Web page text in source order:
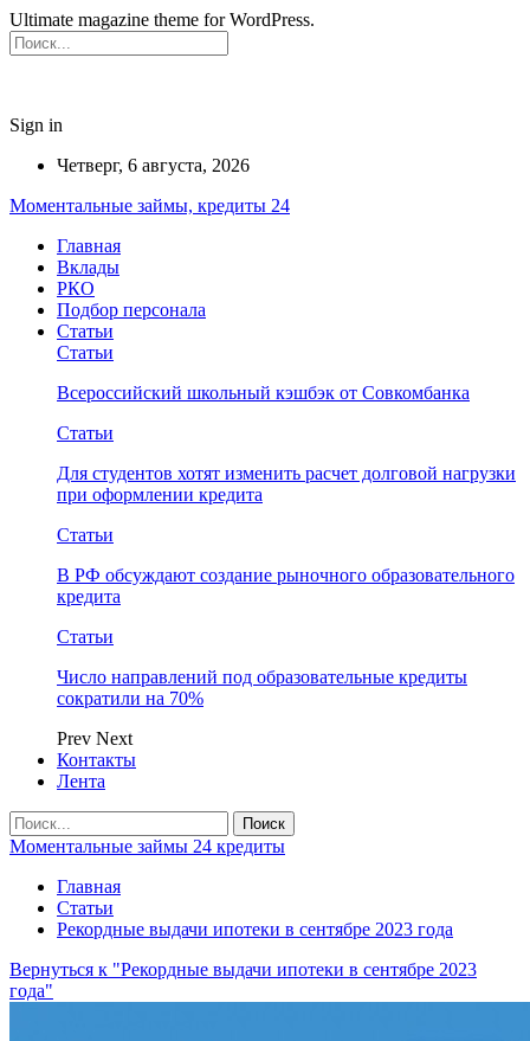
Ultimate magazine theme for WordPress.
Sign in
Четверг, 6 августа, 2026
Моментальные займы, кредиты 24
Главная
Вклады
РКО
Подбор персонала
Статьи
Статьи
Всероссийский школьный кэшбэк от Совкомбанка
Статьи
Для студентов хотят изменить расчет долговой нагрузки
при оформлении кредита
Статьи
В РФ обсуждают создание рыночного образовательного
кредита
Статьи
Число направлений под образовательные кредиты
сократили на 70%
Prev Next
Контакты
Лента
Моментальные займы 24 кредиты
Главная
Статьи
Рекордные выдачи ипотеки в сентябре 2023 года
Вернуться к "Рекордные выдачи ипотеки в сентябре 2023
года"